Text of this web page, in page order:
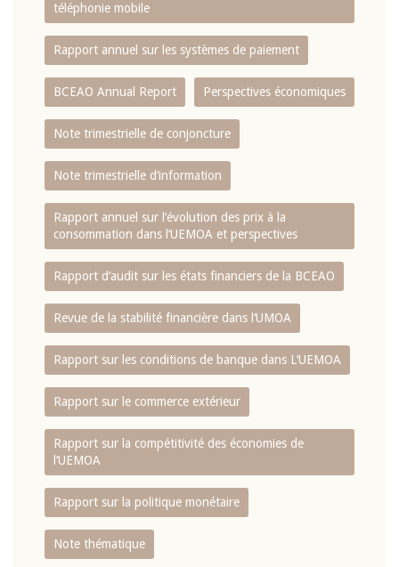
téléphonie mobile
Rapport annuel sur les systèmes de paiement
BCEAO Annual Report Perspectives économiques
Note trimestrielle de conjoncture
Note trimestrielle d‘information
Rapport annuel sur l‘évolution des prix à la
consommation dans l‘UEMOA et perspectives
Rapport d‘audit sur les états financiers de la BCEAO
Revue de la stabilité financière dans l‘UMOA
Rapport sur les conditions de banque dans L‘UEMOA
Rapport sur le commerce extérieur
Rapport sur la compétitivité des économies de
l‘UEMOA
Rapport sur la politique monétaire
Note thématique